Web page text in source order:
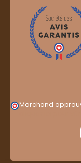
Marchand